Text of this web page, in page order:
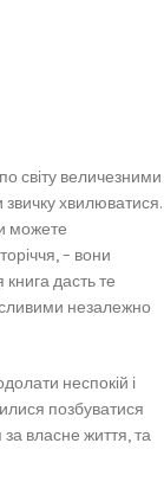
світу величезними
хвилюватися.
можете
– вони
дасть те
незалежно
неспокій і
позбуватися
за власне життя, та